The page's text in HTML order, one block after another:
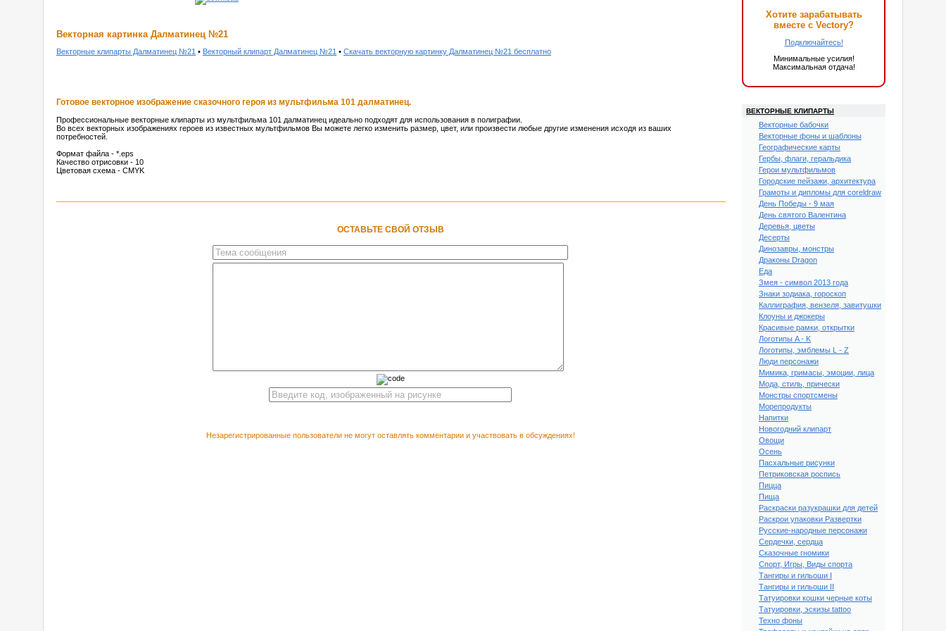
Векторная картинка Далматинец №21
Векторные клипарты Далматинец №21 • Векторный клипарт Далматинец №21 • Скачать векторную картинку Далматинец №21 бесплатно
Готовое векторное изображение сказочного героя из мультфильма 101 далматинец.
Профессиональные векторные клипарты из мультфильма 101 далматинец идеально подходят для использования в полиграфии.
Во всех векторных изображениях героев из известных мультфильмов Вы можете легко изменить размер, цвет, или произвести любые другие изменения исходя из ваших
потребностей.
Формат файла - *.eps
Качество отрисовки - 10
Цветовая схема - CMYK
ОСТАВЬТЕ СВОЙ ОТЗЫВ
Незарегистрированные пользователи не могут оставлять комментарии и участвовать в обсуждениях!
Хотите зарабатывать
вместе с Vectory?
Подключайтесь!
Минимальные усилия!
Максимальная отдача!
ВЕКТОРНЫЕ КЛИПАРТЫ
Векторные бабочки
Векторные фоны и шаблоны
Географические карты
Гербы, флаги, геральдика
Герои мультфильмов
Городские пейзажи, архитектура
Грамоты и дипломы для coreldraw
День Победы - 9 мая
День святого Валентина
Деревья, цветы
Десерты
Динозавры, монстры
Драконы Dragon
Еда
Змея - символ 2013 года
Знаки зодиака, гороскоп
Каллиграфия, вензеля, завитушки
Клоуны и джокеры
Красивые рамки, открытки
Логотипы A - K
Логотипы, эмблемы L - Z
Люди персонажи
Мимика, гримасы, эмоции, лица
Мода, стиль, прически
Монстры спортсмены
Морепродукты
Напитки
Новогодний клипарт
Овощи
Осень
Пасхальные рисунки
Петриковская роспись
Пицца
Пища
Раскраски разукрашки для детей
Раскрои упаковки Развертки
Русские-народные персонажи
Сердечки, сердца
Сказочные гномики
Спорт, Игры, Виды спорта
Тангиры и гильоши I
Тангиры и гильоши II
Татуировки кошки черные коты
Татуировки, эскизы tattoo
Техно фоны